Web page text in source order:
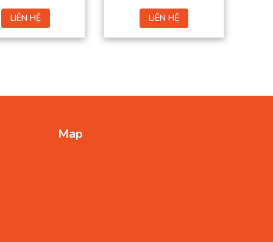
LIÊN HỆ LIÊN HỆ
Map